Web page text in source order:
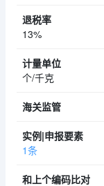
13%
个/千克
1条